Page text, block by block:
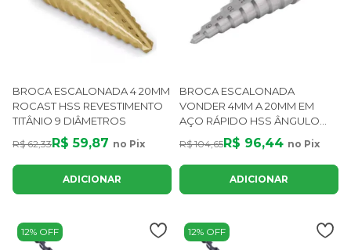
BROCA ESCALONADA 4 20MM
ROCAST HSS REVESTIMENTO
TITÂNIO 9 DIÂMETROS
R$ 62,33R$ 59,87 no Pix
ADICIONAR
BROCA ESCALONADA
VONDER 4MM A 20MM EM
AÇO RÁPIDO HSS ÂNGULO
126° HASTE 8MM
R$ 104,65R$ 96,44 no Pix
ADICIONAR
12% OFF 12% OFF